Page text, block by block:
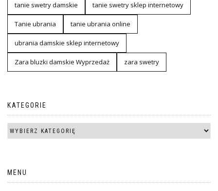
tanie swetry damskie tanie swetry sklep internetowy
Tanie ubrania tanie ubrania online
ubrania damskie sklep internetowy
Zara bluzki damskie Wyprzedaż zara swetry
KATEGORIE
MENU